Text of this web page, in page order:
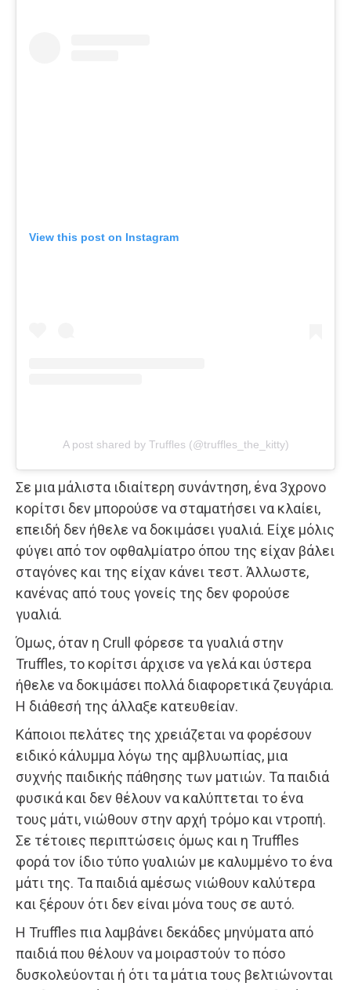
View this post on Instagram
A post shared by Truffles (@truffles_the_kitty)
Σε μια μάλιστα ιδιαίτερη συνάντηση, ένα 3χρονο
κορίτσι δεν μπορούσε να σταματήσει να κλαίει,
επειδή δεν ήθελε να δοκιμάσει γυαλιά. Είχε μόλις
φύγει από τον οφθαλμίατρο όπου της είχαν βάλει
σταγόνες και της είχαν κάνει τεστ. Άλλωστε,
κανένας από τους γονείς της δεν φορούσε
γυαλιά.
Όμως, όταν η Crull φόρεσε τα γυαλιά στην
Truffles, το κορίτσι άρχισε να γελά και ύστερα
ήθελε να δοκιμάσει πολλά διαφορετικά ζευγάρια.
Η διάθεσή της άλλαξε κατευθείαν.
Κάποιοι πελάτες της χρειάζεται να φορέσουν
ειδικό κάλυμμα λόγω της αμβλυωπίας, μια
συχνής παιδικής πάθησης των ματιών. Τα παιδιά
φυσικά και δεν θέλουν να καλύπτεται το ένα
τους μάτι, νιώθουν στην αρχή τρόμο και ντροπή.
Σε τέτοιες περιπτώσεις όμως και η Truffles
φορά τον ίδιο τύπο γυαλιών με καλυμμένο το ένα
μάτι της. Τα παιδιά αμέσως νιώθουν καλύτερα
και ξέρουν ότι δεν είναι μόνα τους σε αυτό.
Η Truffles πια λαμβάνει δεκάδες μηνύματα από
παιδιά που θέλουν να μοιραστούν το πόσο
δυσκολεύονται ή ότι τα μάτια τους βελτιώνονται